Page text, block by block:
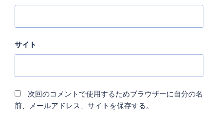
サイト
次回のコメントで使用するためブラウザーに自分の名
前、メールアドレス、サイトを保存する。